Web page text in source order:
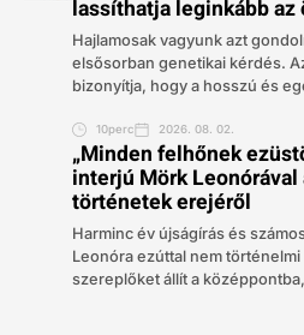
lassíthatja leginkább az
Hajlamosak vagyunk azt
elsősorban genetikai kérdés.
bizonyítja, hogy a hosszú és
10perc 2026. 08. 02.
„Minden felhőnek
interjú Mörk
történetek erejéről
Harminc év újságírás és
Leonóra ezúttal nem
szereplőket állít a